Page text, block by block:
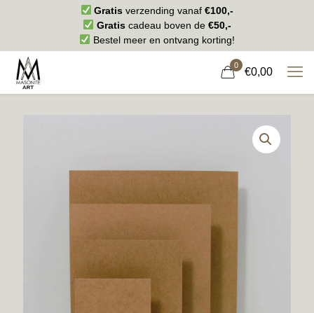
Gratis verzending vanaf€100,-
Gratiscadeau boven de €50,-
Bestel meer en ontvang korting!
0
€0,00